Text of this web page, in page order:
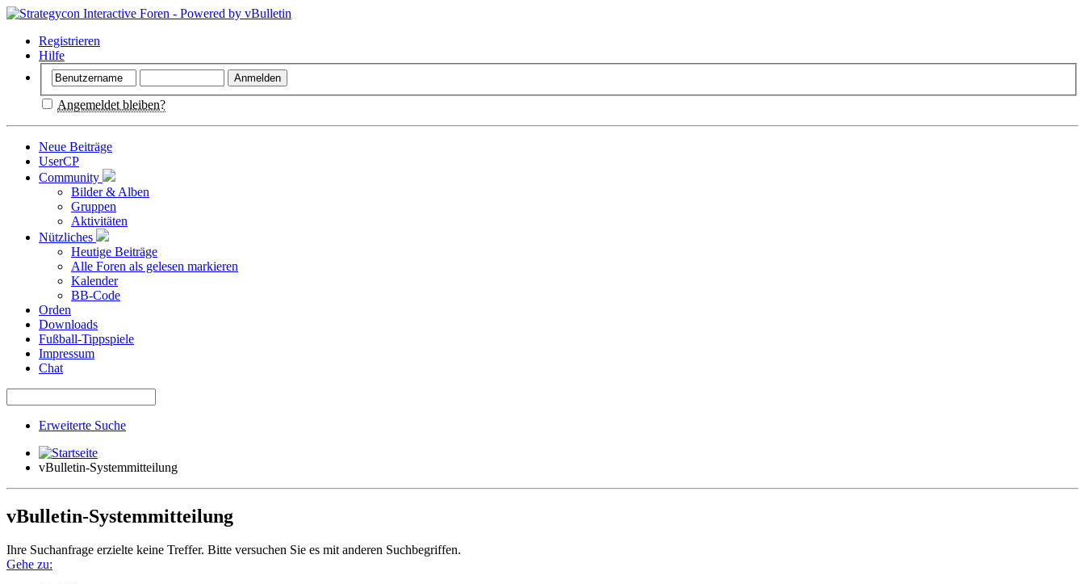
Registrieren
Hilfe
Angemeldet bleiben?
Neue Beiträge
UserCP
Community
Bilder & Alben
Gruppen
Aktivitäten
Nützliches
Heutige Beiträge
Alle Foren als gelesen markieren
Kalender
BB-Code
Orden
Downloads
Fußball-Tippspiele
Impressum
Chat
Erweiterte Suche
vBulletin-Systemmitteilung
vBulletin-Systemmitteilung
Ihre Suchanfrage erzielte keine Treffer. Bitte versuchen Sie es mit anderen Suchbegriffen.
Gehe zu: